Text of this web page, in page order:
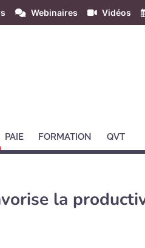
Webinaires Vidéos
PAIE FORMATION QVT
la